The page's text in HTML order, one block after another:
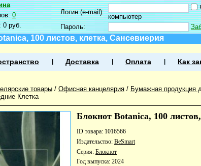
0
0 руб.
Логин (e-mail):
компьютер
Пароль:
100 листов, клетка, Сансевиерия
Доставка Оплата Как
товары / Офисная канцелярия / Бумажная продукция
Клетка
Блокнот Botanica, 100
ID товара: 1016566
Издательство: BeSmart
Серия: Блокнот
Год выпуска: 2024